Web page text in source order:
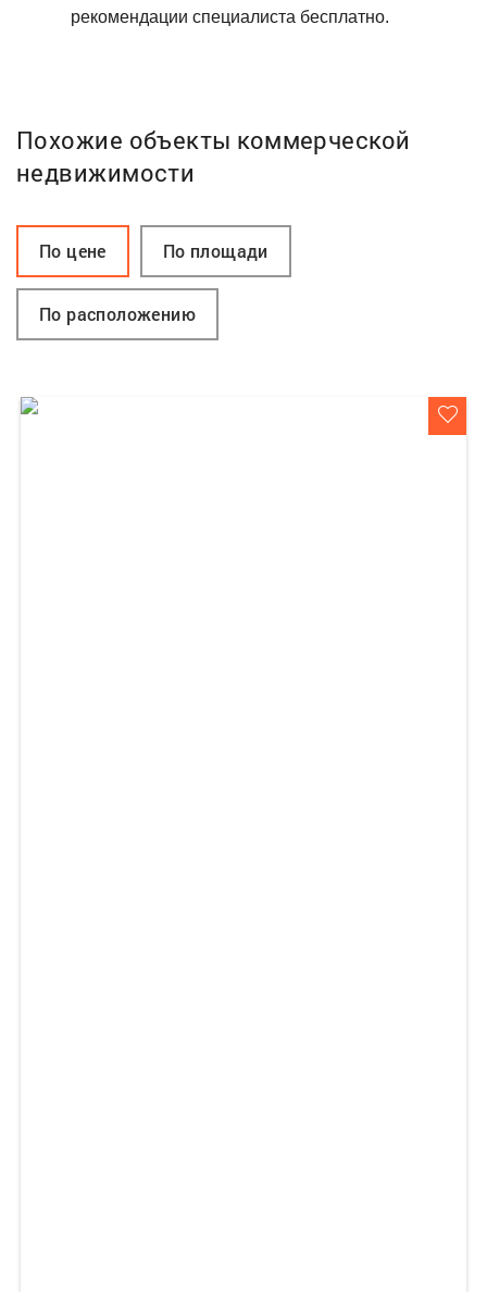
рекомендации специалиста бесплатно.
Похожие объекты коммерческой
недвижимости
По цене По площади
По расположению